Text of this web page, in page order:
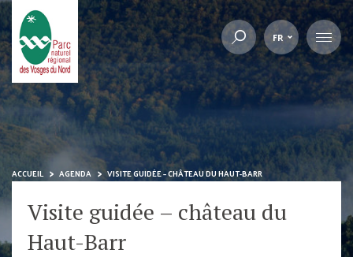
FR
ACCUEIL AGENDA VISITE GUIDÉE – CHÂTEAU DU HAUT-BARR
Visite guidée – château du
Haut-Barr